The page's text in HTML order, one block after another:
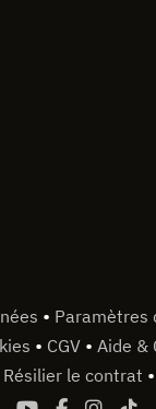
• Paramètres
• CGV • Aide &
Résilier le contrat •